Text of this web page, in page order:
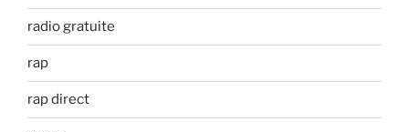
radio gratuite
rap
rap direct